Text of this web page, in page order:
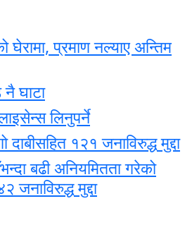
घेरामा, प्रमाण नल्याए अन्तिम
घाटा
लिनुपर्ने
दाबीसहित १२१ जनाविरुद्ध मुद्दा
बढी अनियमितता गरेको
जनाविरुद्ध मुद्दा